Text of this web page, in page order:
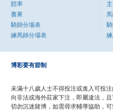
賠率
賽果
騎師分場表
練馬師分場表
博彩要有節制
未滿十八歲人士不得投注或進入可投注
向非法或海外莊家下注，即屬違法，且
切勿沉迷賭博，如需尋求輔導協助，